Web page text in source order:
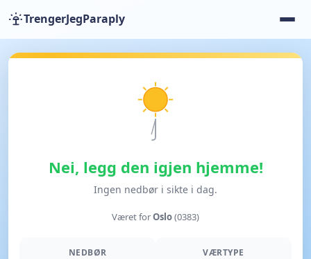
TrengerJegParaply
Nei, legg den igjen hjemme!
Ingen nedbør i sikte i dag.
Været forOslo(0383)
NEDBØR VÆRTYPE